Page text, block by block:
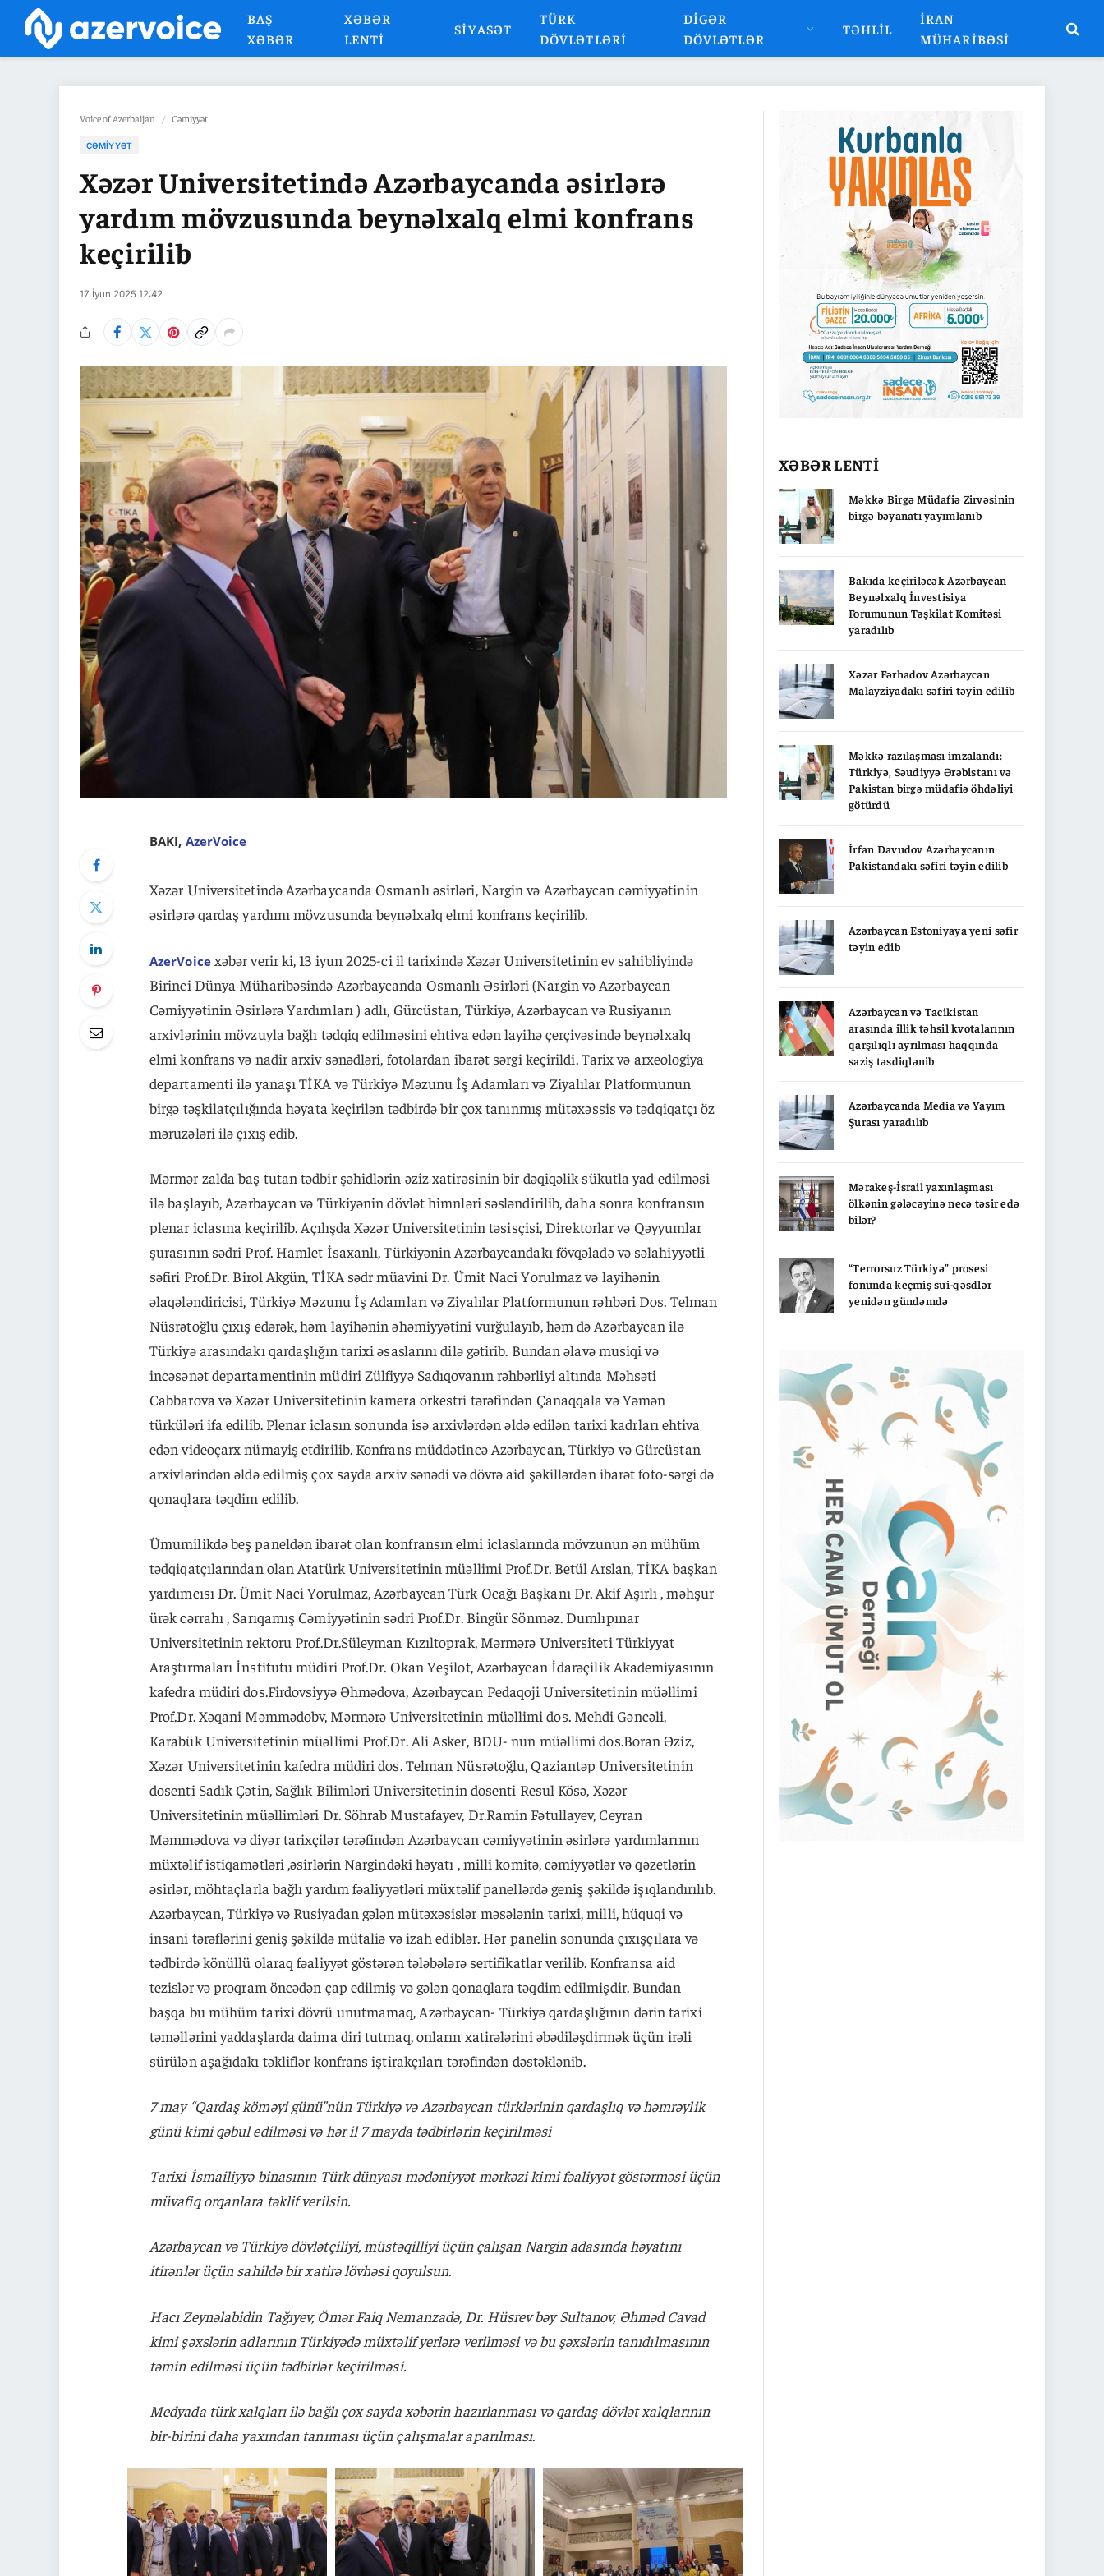
BAŞ
XƏBƏR
XƏBƏR
LENTI
SIYASƏT
TÜRK
DÖVLƏTLƏRI
DIGƏR
DÖVLƏTLƏR
TƏHLIL
İRAN
MÜHARIBƏSI
Voice of Azerbaijan / Cəmiyyət
CƏMIYYƏT
Xəzər Universitetində Azərbaycanda əsirlərə
yardım mövzusunda beynəlxalq elmi konfrans
keçirilib
17 İyun 2025 12:42
BAKI, AzerVoice
Xəzər Universitetində Azərbaycanda Osmanlı əsirləri, Nargin və Azərbaycan cəmiyyətinin
əsirlərə qardaş yardımı mövzusunda beynəlxalq elmi konfrans keçirilib.
AzerVoicexəbər verir ki, 13 iyun 2025-ci il tarixində Xəzər Universitetinin ev sahibliyində
Birinci Dünya Müharibəsində Azərbaycanda Osmanlı Əsirləri (Nargin və Azərbaycan
Cəmiyyətinin Əsirlərə Yardımları ) adlı, Gürcüstan, Türkiyə, Azərbaycan və Rusiyanın
arxivlərinin mövzuyla bağlı tədqiq edilməsini ehtiva edən layihə çerçivəsində beynəlxalq
elmi konfrans və nadir arxiv sənədləri, fotolardan ibarət sərgi keçirildi. Tarix və arxeologiya
departamenti ilə yanaşı TİKA və Türkiyə Məzunu İş Adamları və Ziyalılar Platformunun
birgə təşkilatçılığında həyata keçirilən tədbirdə bir çox tanınmış mütəxəssis və tədqiqatçı öz
məruzələri ilə çıxış edib.
Mərmər zalda baş tutan tədbir şəhidlərin əziz xatirəsinin bir dəqiqəlik sükutla yad edilməsi
ilə başlayıb, Azərbaycan və Türkiyənin dövlət himnləri səsləndirilib, daha sonra konfransın
plenar iclasına keçirilib. Açılışda Xəzər Universitetinin təsisçisi, Direktorlar və Qəyyumlar
şurasının sədri Prof. Hamlet İsaxanlı, Türkiyənin Azərbaycandakı fövqəladə və səlahiyyətli
səfiri Prof.Dr. Birol Akgün, TİKA sədr müavini Dr. Ümit Naci Yorulmaz və layihənin
əlaqələndiricisi, Türkiyə Məzunu İş Adamları və Ziyalılar Platformunun rəhbəri Dos. Telman
Nüsrətoğlu çıxış edərək, həm layihənin əhəmiyyətini vurğulayıb, həm də Azərbaycan ilə
Türkiyə arasındakı qardaşlığın tarixi əsaslarını dilə gətirib. Bundan əlavə musiqi və
incəsənət departamentinin müdiri Zülfiyyə Sadıqovanın rəhbərliyi altında Məhsəti
Cabbarova və Xəzər Universitetinin kamera orkestri tərəfindən Çanaqqala və Yəmən
türküləri ifa edilib. Plenar iclasın sonunda isə arxivlərdən əldə edilən tarixi kadrları ehtiva
edən videoçarx nümayiş etdirilib. Konfrans müddətincə Azərbaycan, Türkiyə və Gürcüstan
arxivlərindən əldə edilmiş çox sayda arxiv sənədi və dövrə aid şəkillərdən ibarət foto-sərgi də
qonaqlara təqdim edilib.
Ümumilikdə beş paneldən ibarət olan konfransın elmi iclaslarında mövzunun ən mühüm
tədqiqatçılarından olan Atatürk Universitetinin müəllimi Prof.Dr. Betül Arslan, TİKA başkan
yardımcısı Dr. Ümit Naci Yorulmaz, Azərbaycan Türk Ocağı Başkanı Dr. Akif Aşırlı , məhşur
ürək cərrahı , Sarıqamış Cəmiyyətinin sədri Prof.Dr. Bingür Sönməz. Dumlıpınar
Universitetinin rektoru Prof.Dr.Süleyman Kızıltoprak, Mərmərə Universiteti Türkiyyat
Araştırmaları İnstitutu müdiri Prof.Dr. Okan Yeşilot, Azərbaycan İdarəçilik Akademiyasının
kafedra müdiri dos.Firdovsiyyə Əhmədova, Azərbaycan Pedaqoji Universitetinin müəllimi
Prof.Dr. Xəqani Məmmədobv, Mərmərə Universitetinin müəllimi dos. Mehdi Gəncəli,
Karabük Universitetinin müəllimi Prof.Dr. Ali Asker, BDU- nun müəllimi dos.Boran Əziz,
Xəzər Universitetinin kafedra müdiri dos. Telman Nüsrətoğlu, Qaziantəp Universitetinin
dosenti Sadık Çətin, Sağlık Bilimləri Universitetinin dosenti Resul Kösə, Xəzər
Universitetinin müəllimləri Dr. Söhrab Mustafayev, Dr.Ramin Fətullayev, Ceyran
Məmmədova və diyər tarixçilər tərəfindən Azərbaycan cəmiyyətinin əsirlərə yardımlarının
müxtəlif istiqamətləri ,əsirlərin Nargindəki həyatı , milli komitə, cəmiyyətlər və qəzetlərin
əsirlər, möhtaçlarla bağlı yardım fəaliyyətləri müxtəlif panellərdə geniş şəkildə işıqlandırılıb.
Azərbaycan, Türkiyə və Rusiyadan gələn mütəxəsislər məsələnin tarixi, milli, hüquqi və
insani tərəflərini geniş şəkildə mütaliə və izah ediblər. Hər panelin sonunda çıxışçılara və
tədbirdə könüllü olaraq fəaliyyət göstərən tələbələrə sertifikatlar verilib. Konfransa aid
tezislər və proqram öncədən çap edilmiş və gələn qonaqlara təqdim edilmişdir. Bundan
başqa bu mühüm tarixi dövrü unutmamaq, Azərbaycan- Türkiyə qardaşlığının dərin tarixi
təməllərini yaddaşlarda daima diri tutmaq, onların xatirələrini əbədiləşdirmək üçün irəli
sürülən aşağıdakı təkliflər konfrans iştirakçıları tərəfindən dəstəklənib.
7 may “Qardaş köməyi günü”nün Türkiyə və Azərbaycan türklərinin qardaşlıq və həmrəylik
günü kimi qəbul edilməsi və hər il 7 mayda tədbirlərin keçirilməsi
Tarixi İsmailiyyə binasının Türk dünyası mədəniyyət mərkəzi kimi fəaliyyət göstərməsi üçün
müvafiq orqanlara təklif verilsin.
Azərbaycan və Türkiyə dövlətçiliyi, müstəqilliyi üçün çalışan Nargin adasında həyatını
itirənlər üçün sahildə bir xatirə lövhəsi qoyulsun.
Hacı Zeynəlabidin Tağıyev, Ömər Faiq Nemanzadə, Dr. Hüsrev bəy Sultanov, Əhməd Cavad
kimi şəxslərin adlarının Türkiyədə müxtəlif yerlərə verilməsi və bu şəxslərin tanıdılmasının
təmin edilməsi üçün tədbirlər keçirilməsi.
Medyada türk xalqları ilə bağlı çox sayda xəbərin hazırlanması və qardaş dövlət xalqlarının
bir-birini daha yaxından tanıması üçün çalışmalar aparılması.
XƏBƏR LENTİ
Məkkə Birgə Müdafiə Zirvəsinin
birgə bəyanatı yayımlanıb
Bakıda keçiriləcək Azərbaycan
Beynəlxalq İnvestisiya
Forumunun Təşkilat Komitəsi
yaradılıb
Xəzər Fərhadov Azərbaycan
Malayziyadakı səfiri təyin edilib
Məkkə razılaşması imzalandı:
Türkiyə, Səudiyyə Ərəbistanı və
Pakistan birgə müdafiə öhdəliyi
götürdü
İrfan Davudov Azərbaycanın
Pakistandakı səfiri təyin edilib
Azərbaycan Estoniyaya yeni səfir
təyin edib
Azərbaycan və Tacikistan
arasında illik təhsil kvotalarının
qarşılıqlı ayrılması haqqında
saziş təsdiqlənib
Azərbaycanda Media və Yayım
Şurası yaradılıb
Mərakeş-İsrail yaxınlaşması
ölkənin gələcəyinə necə təsir edə
bilər?
“Terrorsuz Türkiyə” prosesi
fonunda keçmiş sui-qəsdlər
yenidən gündəmdə